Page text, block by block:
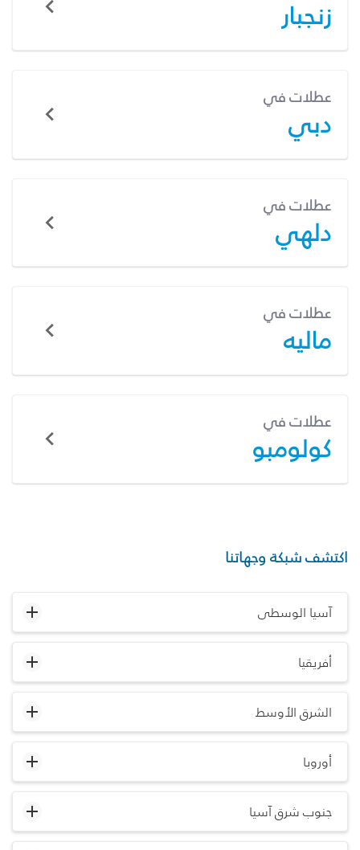
زنجبار
عطلات في
دبي
عطلات في
دلهي
عطلات في
ماليه
عطلات في
كولومبو
اكتشف شبكة وجهاتنا
آسيا الوسطى
أفريقيا
الشرق الأوسط
أوروبا
جنوب شرق آسيا